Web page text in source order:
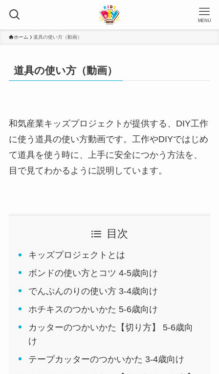
MENU
ホーム 道具の使い方（動画）
道具の使い方（動画）
和気産業キッズプロジェクトが提供する、DIY工作
に使う道具の使い方動画です。工作やDIYではじめ
て道具を使う時に、上手に安全につかう方法を、
目で見てわかるように説明しています。
目次
キッズプロジェクトとは
ボンドの使い方とコツ 4-5歳向け
でんぷんのりの使い方 3-4歳向け
ホチキスのつかいかた 5-6歳向け
カッターのつかいかた【切り方】 5-6歳向
け
テープカッターのつかいかた 3-4歳向け